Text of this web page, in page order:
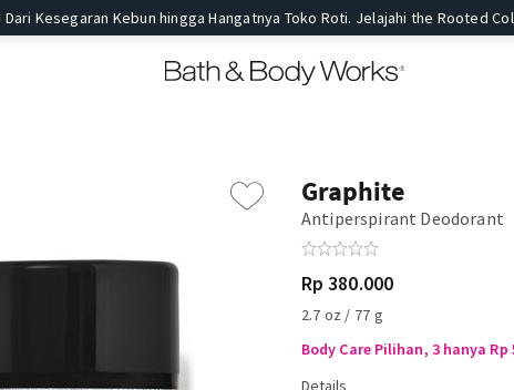
Dari Kesegaran Kebun hingga Hangatnya Toko Roti. Jelajahi the Rooted
Graphite
Antiperspirant Deodorant
Rp 380.000
2.7 oz / 77 g
Body Care Pilihan, 3 hanya Rp